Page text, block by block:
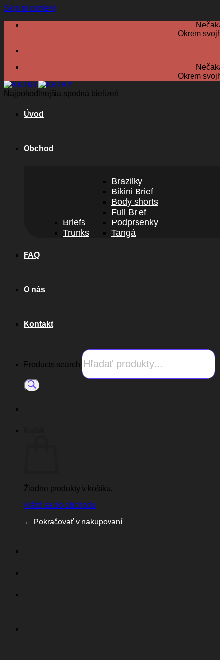
Skip to content
Okrem
Okrem
Najpohodlnejšia spodná bielizeň
Úvod
Obchod
Briefs
Trunks
Brazilky
Bikini Brief
Body shorts
Full Brief
Podprsenky
Tangá
FAQ
O nás
Kontakt
Products search
Žiadne produkty v košíku.
Vrátiť sa do obchodu
← Pokračovať v nakupovaní